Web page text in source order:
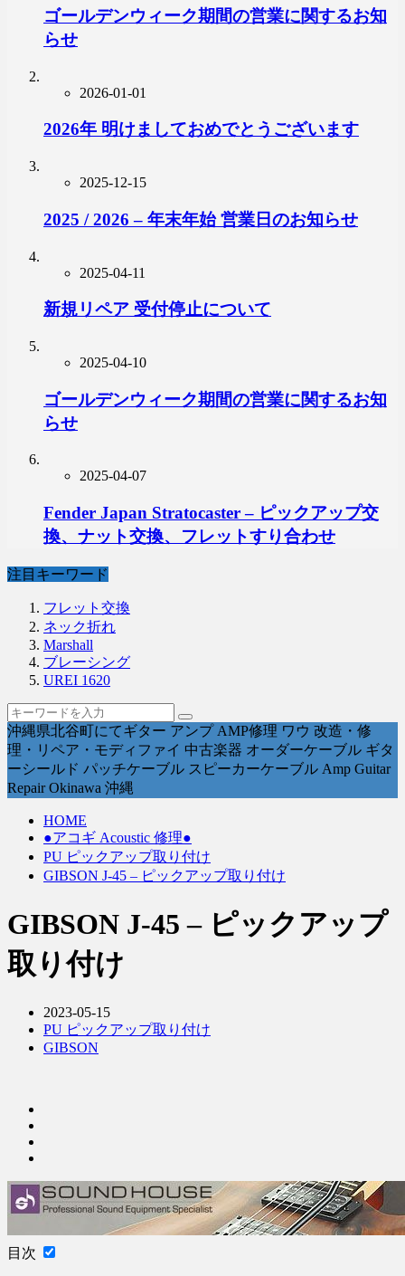
ゴールデンウィーク期間の営業に関するお知
らせ
2026-01-01
2026年 明けましておめでとうございます
2025-12-15
2025 / 2026 – 年末年始 営業日のお知らせ
2025-04-11
新規リペア 受付停止について
2025-04-10
ゴールデンウィーク期間の営業に関するお知
らせ
2025-04-07
Fender Japan Stratocaster – ピックアップ交
換、ナット交換、フレットすり合わせ
注目キーワード
フレット交換
ネック折れ
Marshall
ブレーシング
UREI 1620
沖縄県北谷町にてギター アンプ AMP修理 ワウ 改造・修
理・リペア・モディファイ 中古楽器 オーダーケーブル ギタ
ーシールド パッチケーブル スピーカーケーブル Amp Guitar
Repair Okinawa 沖縄
HOME
●アコギ Acoustic 修理●
PU ピックアップ取り付け
GIBSON J-45 – ピックアップ取り付け
GIBSON J-45 – ピックアップ
取り付け
2023-05-15
PU ピックアップ取り付け
GIBSON
目次